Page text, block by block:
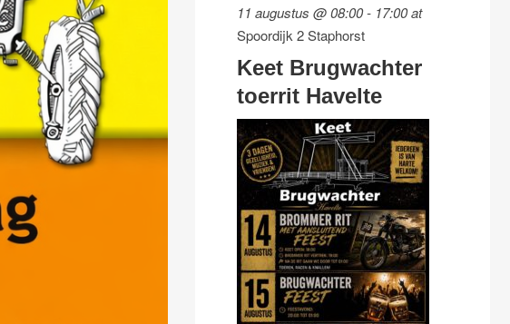
11 augustus @ 08:00- 17:00at
Spoordijk 2 Staphorst
Keet Brugwachter
toerrit Havelte